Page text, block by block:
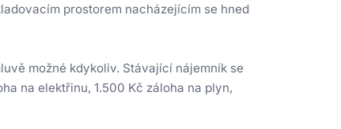
prostorem nacházejícím se hned
možné kdykoliv. Stávající nájemník se
na elektřinu, 1.500 Kč záloha na plyn,